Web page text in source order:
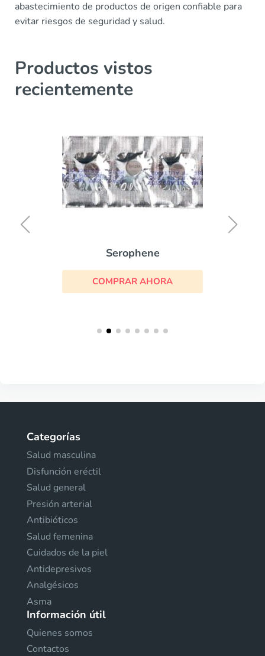
abastecimiento de productos de origen confiable para
evitar riesgos de seguridad y salud.
Productos vistos
recientemente
Serophene
COMPRAR AHORA
Categorías
Salud masculina
Disfunción eréctil
Salud general
Presión arterial
Antibióticos
Salud femenina
Cuidados de la piel
Antidepresivos
Analgésicos
Asma
Información útil
Quienes somos
Contactos